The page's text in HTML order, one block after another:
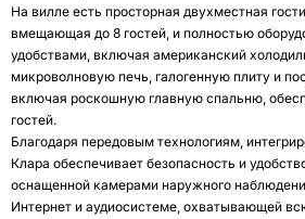
На вилле есть просторная двухместная
вмещающая до 8 гостей, и полностью
удобствами, включая американский
микроволновую печь, галогенную плиту и
включая роскошную главную спальню,
гостей.
Благодаря передовым технологиям,
Клара обеспечивает безопасность и
оснащенной камерами наружного
Интернет и аудиосистеме, охватывающей